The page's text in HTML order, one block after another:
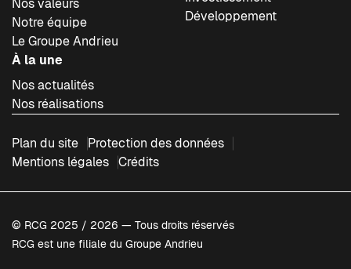
Nos valeurs
Notre équipe
Le Groupe Andrieu
Développement
À la une
Nos actualités
Nos réalisations
Plan du site
Protection des données
Mentions légales Crédits
© RCG 2025 / 2026 — Tous droits réservés
RCG est une filiale du Groupe Andrieu